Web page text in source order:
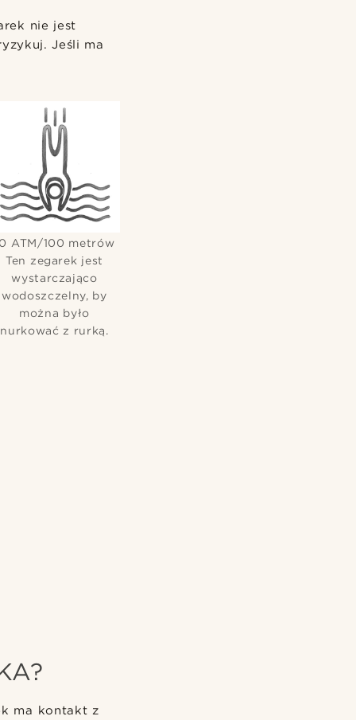
nie jest
Jeśli ma
ATM/100 metrów
Ten zegarek jest
wystarczająco
wodoszczelny, by
można było
nurkować z rurką.
ma kontakt z